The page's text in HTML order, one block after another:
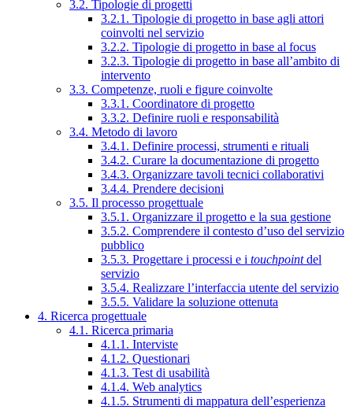
3.2. Tipologie di progetti
3.2.1. Tipologie di progetto in base agli attori
coinvolti nel servizio
3.2.2. Tipologie di progetto in base al focus
3.2.3. Tipologie di progetto in base all’ambito di
intervento
3.3. Competenze, ruoli e figure coinvolte
3.3.1. Coordinatore di progetto
3.3.2. Definire ruoli e responsabilità
3.4. Metodo di lavoro
3.4.1. Definire processi, strumenti e rituali
3.4.2. Curare la documentazione di progetto
3.4.3. Organizzare tavoli tecnici collaborativi
3.4.4. Prendere decisioni
3.5. Il processo progettuale
3.5.1. Organizzare il progetto e la sua gestione
3.5.2. Comprendere il contesto d’uso del servizio
pubblico
3.5.3. Progettare i processi e i touchpointdel
servizio
3.5.4. Realizzare l’interfaccia utente del servizio
3.5.5. Validare la soluzione ottenuta
4. Ricerca progettuale
4.1. Ricerca primaria
4.1.1. Interviste
4.1.2. Questionari
4.1.3. Test di usabilità
4.1.4. Web analytics
4.1.5. Strumenti di mappatura dell’esperienza